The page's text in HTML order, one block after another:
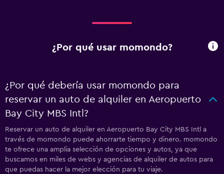
¿Por qué usar momondo?
¿Por qué debería usar momondo para
reservar un auto de alquiler en Aeropuerto
Bay City MBS Intl?
Reservar un auto de alquiler en Aeropuerto Bay City MBS Intl a
través de momondo puede ahorrarte tiempo y dinero. momondo
te ofrece una amplia selección de opciones y autos, ya que
buscamos en miles de webs y agencias de alquiler de autos para
que puedas hacer la mejor elección para tu viaje.